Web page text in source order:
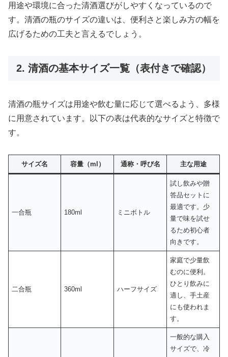
用途や環境に合った清酒選びがしやすくなっているので
す。清酒の瓶のサイズの違いは、便利さと楽しみ方の幅を
広げるための工夫と言えるでしょう。
2. 清酒の基本サイズ一覧（表付きで確認）
清酒の瓶サイズは用途や飲む量に応じて選べるよう、多様
に用意されています。以下の表は代表的なサイズと特徴で
す。
サイズ名 容量（ml） 通称・呼び名 主な用途
一合瓶 180ml ミニボトル
試し飲みや贈
答品セットに
最適です。少
量で味を試せ
るため初心者
向きです。
二合瓶 360ml ハーフサイズ
家庭で少量飲
むのに便利。
ひとり飲みに
適し、手土産
にも使われま
す。
一般的な購入
サイズで、冷